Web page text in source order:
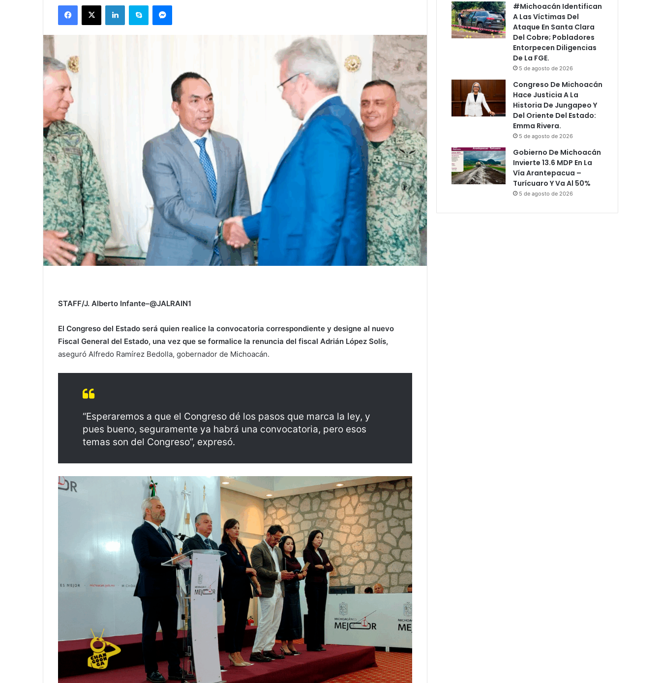
Facebook
X LinkedInSkype Messenger
STAFF/J. Alberto Infante–@JALRAIN1
El Congreso del Estado será quien realice la convocatoria correspondiente y designe al nuevo
Fiscal General del Estado, una vez que se formalice la renuncia del fiscal Adrián López Solís,
aseguró Alfredo Ramírez Bedolla, gobernador de Michoacán.
“Esperaremos a que el Congreso dé los pasos que marca la ley, y
pues bueno, seguramente ya habrá una convocatoria, pero esos
temas son del Congreso”, expresó.
#Michoacán Identifican
A Las Víctimas Del
Ataque En Santa Clara
Del Cobre; Pobladores
Entorpecen Diligencias
De La FGE.
5 de agosto de 2026
Congreso De Michoacán
Hace Justicia A La
Historia De Jungapeo Y
Del Oriente Del Estado:
Emma Rivera.
5 de agosto de 2026
Gobierno De Michoacán
Invierte 13.6 MDP En La
Vía Arantepacua –
Turícuaro Y Va Al 50%
5 de agosto de 2026